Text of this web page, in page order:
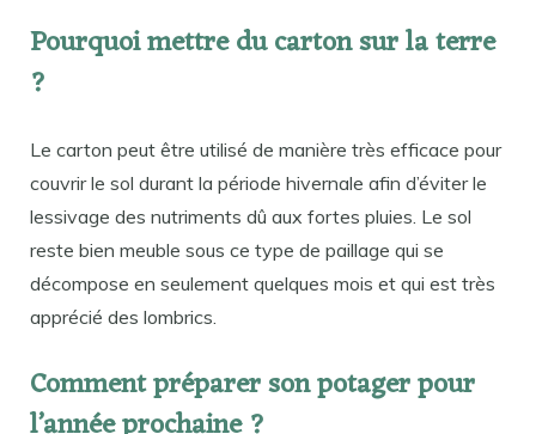
Pourquoi mettre du carton sur la terre
?
Le carton peut être utilisé de manière très efficace pour
couvrir le sol durant la période hivernale afin d’éviter le
lessivage des nutriments dû aux fortes pluies. Le sol
reste bien meuble sous ce type de paillage qui se
décompose en seulement quelques mois et qui est très
apprécié des lombrics.
Comment préparer son potager pour